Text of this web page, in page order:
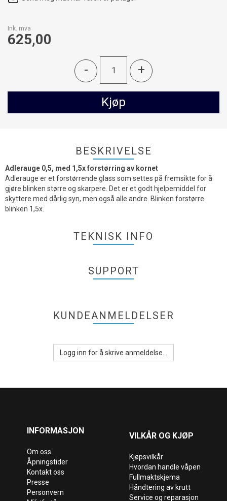
Ink. mva
625,00
- +
Kjøp
BESKRIVELSE
Adlerauge 0,5, med 1,5x forstørring av kornet
Adlerauge er et forstørrende glass som settes på fremsikte for å
gjøre blinken større og skarpere. Det er et godt hjelpemiddel for
skyttere med dårlig syn, men også alle andre. Blinken forstørre
blinken 1,5x.
TEKNISK INFO
SUPPORT
KUNDEANMELDELSER
Logg inn for å skrive anmeldelse...
INFORMASJON
Om oss
Åpningstider
Kontakt oss
Presse
Personvern
VILKÅR OG KJØP
Kjøpsvilkår
Hvordan handle våpen
Fullmaktskjema
Håndtering av krutt
Service og reparasjon